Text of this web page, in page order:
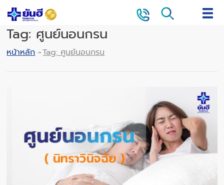
Tag: ศูนย์นอนกรน
หน้าหลัก Tag: ศูนย์นอนกรน